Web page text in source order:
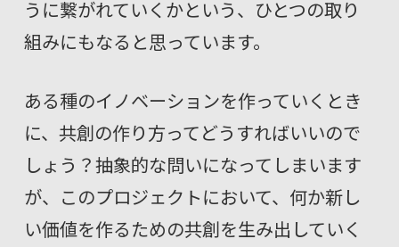
うに繋がれていくかという、ひとつの取り
組みにもなると思っています。
ある種のイノベーションを作っていくとき
に、共創の作り方ってどうすればいいので
しょう？抽象的な問いになってしまいます
が、このプロジェクトにおいて、何か新し
い価値を作るための共創を生み出していく